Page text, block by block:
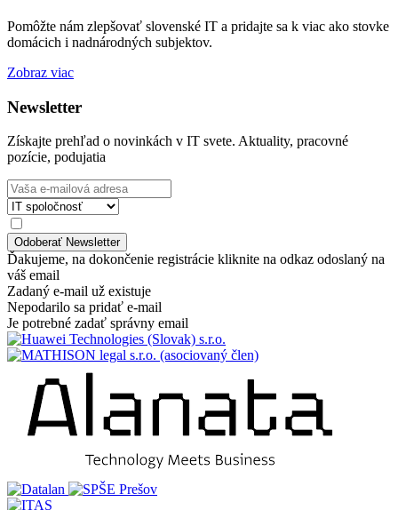
Pomôžte nám zlepšovať slovenské IT a pridajte sa k viac ako stovke
domácich i nadnárodných subjektov.
Zobraz viac
Newsletter
Získajte prehľad o novinkách v IT svete. Aktuality, pracovné
pozície, podujatia
Ďakujeme, na dokončenie registrácie kliknite na odkaz odoslaný na
váš email
Zadaný e-mail už existuje
Nepodarilo sa pridať e-mail
Je potrebné zadať správny email